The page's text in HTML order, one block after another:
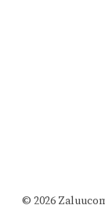
© 2026